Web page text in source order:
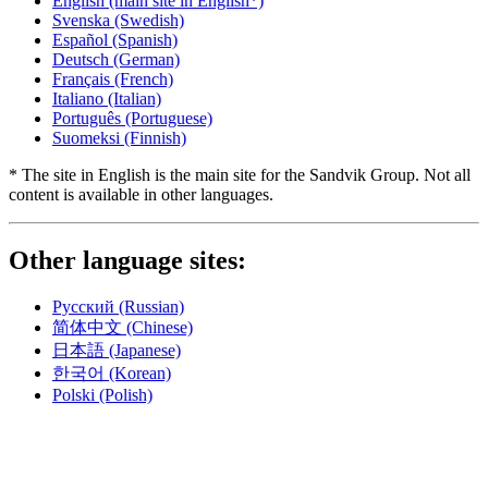
Svenska (Swedish)
Español (Spanish)
Deutsch (German)
Français (French)
Italiano (Italian)
Português (Portuguese)
Suomeksi (Finnish)
* The site in English is the main site for the Sandvik Group. Not all
content is available in other languages.
Other language sites:
Русский (Russian)
简体中文 (Chinese)
日本語 (Japanese)
한국어 (Korean)
Polski (Polish)